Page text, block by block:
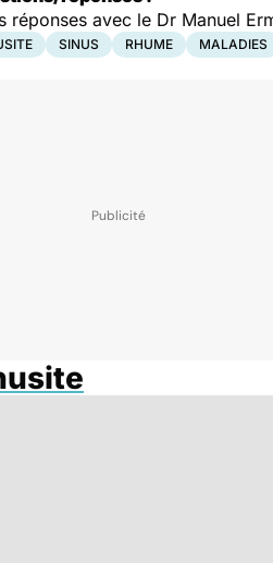
réponses avec le Dr Manuel
SINUS RHUME MALADIES